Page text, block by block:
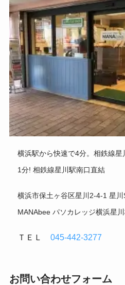
横浜駅から快速で4分。相鉄線
1分! 相鉄線星川駅南口直結
横浜市保土ヶ谷区星川2-4-1 星
MANAbee パソカレッジ横浜星
ＴＥＬ045-442-3277
お問い合わせフォーム